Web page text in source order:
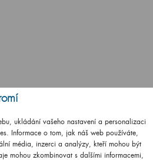
ukládání vašeho nastavení a personalizaci
Informace o tom, jak náš web používáte,
média, inzerci a analýzy, kteří mohou být
mohou zkombinovat s dalšími informacemi,